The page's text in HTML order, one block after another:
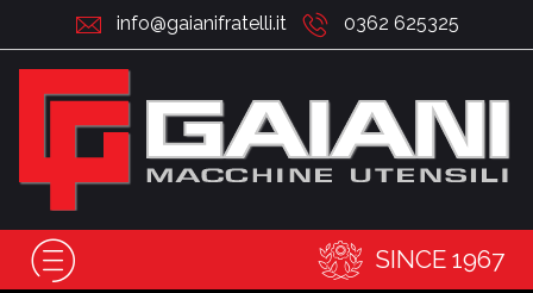
info@gaianifratelli.it 0362 625325
SINCE 1967